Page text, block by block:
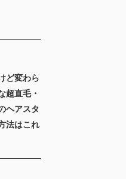
ど変わら
超直毛・
ヘアスタ
法はこれ